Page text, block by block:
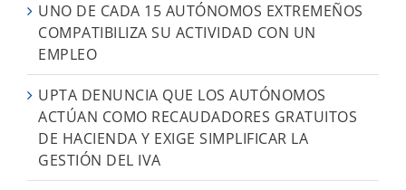
UNO DE CADA 15 AUTÓNOMOS EXTREMEÑOS
COMPATIBILIZA SU ACTIVIDAD CON UN
EMPLEO
UPTA DENUNCIA QUE LOS AUTÓNOMOS
ACTÚAN COMO RECAUDADORES GRATUITOS
DE HACIENDA Y EXIGE SIMPLIFICAR LA
GESTIÓN DEL IVA